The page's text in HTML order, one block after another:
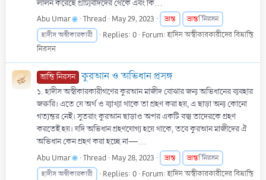
লালন করেছে প্রাচ্যবীদদের থেকে এবং কি...
Abu Umar Thread May 29, 2023 ভ্রান্ত ভ্রান্তি নিরসন
হাদীস অস্বীকারকারী
Replies: 0 Forum:হাদিস অস্বীকারকারীদের বিভ্রান্তি
নিরসন
ভ্রান্তি নিরসন কুরআন ও অভিধান প্ৰসঙ্গ
১. হাদীস অস্বীকারকারীগণের কুরআন মাজীদ বোঝার জন্য অভিধানের ব্যবহার
জরুরি। এতে যে অর্থ ও ব্যাখ্যা থাকে তা গ্রহণ করা হয়, এ ছাড়া অন্য কোনো
গত্যন্তর নেই। সুতরাং কুরআন ছাড়াও অপর একটি বস্তু তাদেরকে গ্রহণ
করতেই হয়। যদি অভিধান গ্রহণযোগ্য হয়ে থাকে, তবে কুরআন মাজীদের ঐ
অভিধান কেন গ্রহণ করা হচ্ছে না—...
Abu Umar Thread May 28, 2023 ভ্রান্ত ভ্রান্তি নিরসন
হাদীস অস্বীকারকারী
Replies: 0 Forum:হাদিস অস্বীকারকারীদের বিভ্রান্তি